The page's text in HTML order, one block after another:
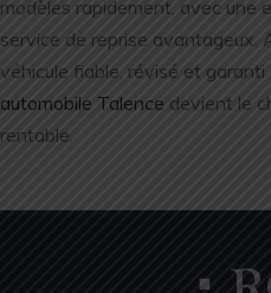
modèles rapidement, avec une
service de reprise avantageux.
véhicule fiable, révisé et
automobile Talence devient le
rentable.